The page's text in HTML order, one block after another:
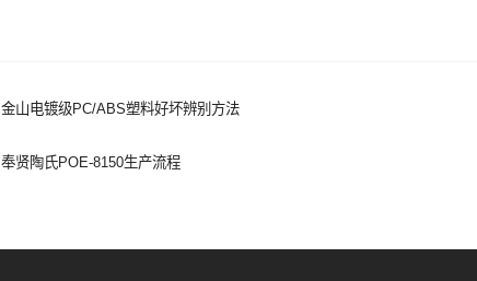
金山电镀级PC/ABS塑料好坏辨别方法
奉贤陶氏POE-8150生产流程